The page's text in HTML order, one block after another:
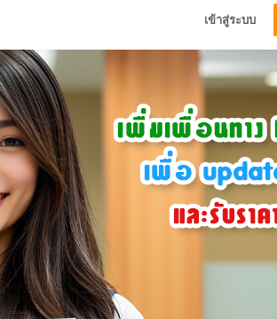
เข้าสู่ระบบ